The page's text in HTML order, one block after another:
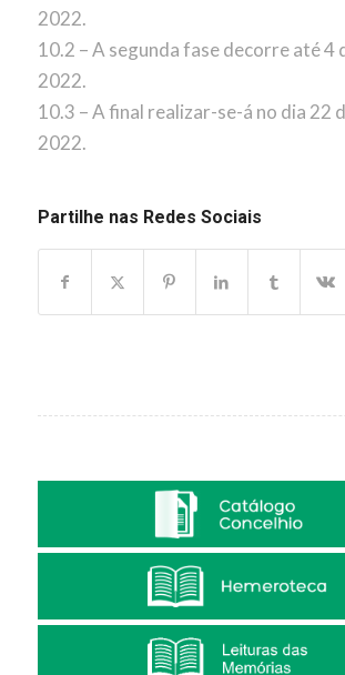
2022.
10.2 – A segunda fase decorre até 4
2022.
10.3 – A final realizar-se-á no dia 22
2022.
Partilhe nas Redes Sociais